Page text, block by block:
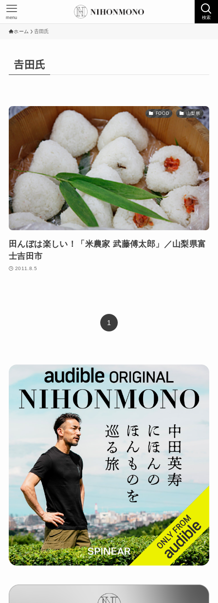
検索
menu
ホーム 𠮷田氏
𠮷田氏
FOOD 山梨県
田んぼは楽しい！「米農家 武藤傅太郎」／山梨県富
士吉田市
2011.8.5
1